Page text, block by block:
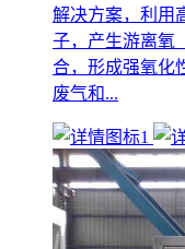
解决方案，利用
子，产生游离氧
合，形成强氧化
废气和...